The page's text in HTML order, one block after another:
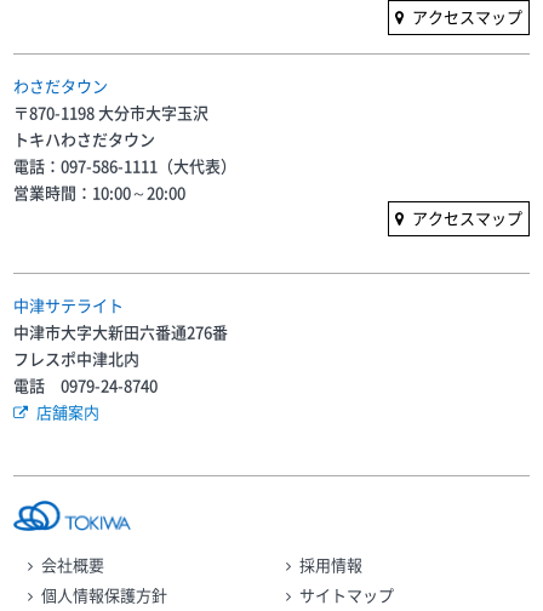
アクセスマップ
わさだタウン
〒870-1198 大分市大字玉沢
トキハわさだタウン
電話：097-586-1111（大代表）
営業時間：10:00～20:00
アクセスマップ
中津サテライト
中津市大字大新田六番通276番
フレスポ中津北内
電話 0979-24-8740
店舗案内
会社概要
採用情報
個人情報保護方針
サイトマップ